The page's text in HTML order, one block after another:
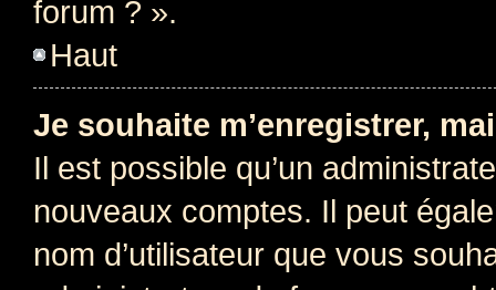
forum ? ».
Haut
Je souhaite m’enregistrer,
Il est possible qu’un
nouveaux comptes. Il peut
nom d’utilisateur que vous